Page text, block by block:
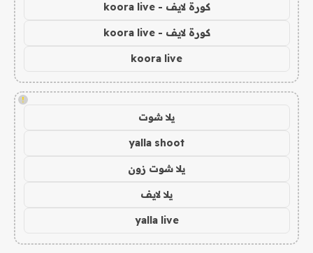
كورة لايف - koora live
كورة لايف - koora live
koora live
!
يلا شوت
yalla shoot
يلا شوت زون
يلا لايف
yalla live